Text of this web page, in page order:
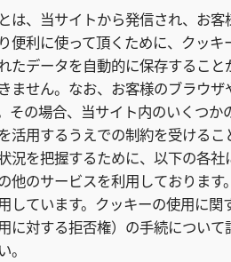
は、当サイトから発信され、お
便利に使って頂くために、クッ
たデータを自動的に保存するこ
ません。なお、お客様のブラウ
その場合、当サイト内のいくつ
活用するうえでの制約を受ける
況を把握するために、以下の各
他のサービスを利用しておりま
しています。クッキーの使用に
に対する拒否権）の手続につい
。